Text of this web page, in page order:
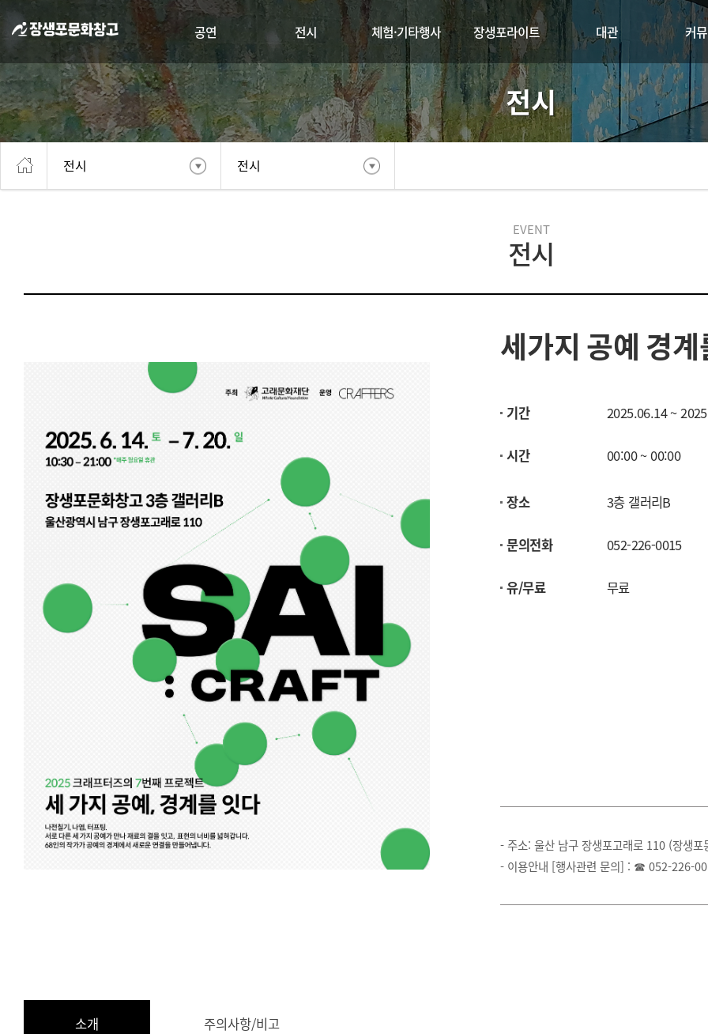
공연 전시 체험·기타행사 장생포라이트 대관 커
전시
전시 전시
EVENT
전시
세가지 공예 경
기간 2025.06.14 ~
시간 00:00 ~ 00:00
장소 3층 갤러리B
문의전화 052-226-0015
유/무료 무료
- 주소: 울산 남구 장생포고래로 110 (장생포
- 이용안내 [행사관련 문의] : ☎ 052-226-
소개 주의사항/비고